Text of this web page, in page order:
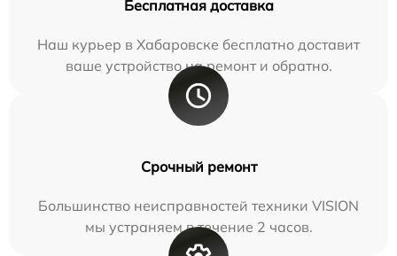
Бесплатная доставка
Наш курьер в Хабаровске бесплатно доставит
ваше устройство на ремонт и обратно.
Срочный ремонт
Большинство неисправностей техники VISION
мы устраняем в течение 2 часов.